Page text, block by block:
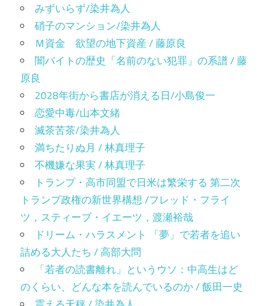
みずいらず/染井為人
硝子のマンション/染井為人
Ｍ資金 欲望の地下資産 / 藤原良
闇バイトの歴史「名前のない犯罪」の系譜 / 藤
原良
2028年街から書店が消える日/小島俊一
恋愛中毒/山本文緒
滅茶苦茶/染井為人
満ちたりぬ月 / 林真理子
不機嫌な果実 / 林真理子
トランプ・高市同盟で日米は繁栄する 第二次
トランプ政権の新世界構想 /フレッド・フライ
ツ，スティーブ・イエーツ，渡瀬裕哉
ドリーム・ハラスメント 「夢」で若者を追い
詰める大人たち / 高部大問
「若者の読書離れ」というウソ：中高生はど
のくらい、どんな本を読んでいるのか / 飯田一史